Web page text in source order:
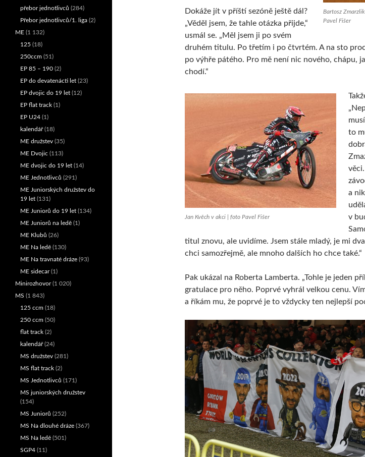
Bartosz
Pavel Fišer
Dokáže jít v příští sezóně ještě dál?
„Věděl jsem, že tahle otázka přijde,“
usmál se. „Měl jsem ji po svém
druhém titulu. Po třetím i po čtvrtém. A na sto
po výhře pátého. Pro mě není nic nového, chápu,
chodí.“
Jan Kvěch v akci | foto Pavel Fišer
to
a
v
titul znovu, ale uvidíme. Jsem stále mladý, je mi
chci samozřejmě, ale mnoho dalších ho chce také.“
Pak ukázal na Roberta Lamberta. „Tohle je jeden
gratulace pro něho. Poprvé vyhrál velkou cenu.
a říkám mu, že poprvé je to vždycky ten nejlepší
přebor jednotlivců (284)
Přebor jednotlivců/1. liga (2)
ME (1 132)
125 (18)
250ccm (51)
EP 85 – 190 (2)
EP do devatenácti let (23)
EP dvojic do 19 let (12)
EP flat track (1)
EP U24 (1)
kalendář(18)
ME družstev (35)
ME Dvojic (113)
ME dvojic do 19 let (14)
ME Jednotlivců (291)
ME Juniorských družstev do
19 let (131)
ME Juniorů do 19 let (134)
ME Juniorů na ledě (1)
ME Klubů (26)
ME Na ledě (130)
ME Na travnaté dráze (93)
ME sidecar(1)
Minirozhovor(1 020)
MS (1 843)
125 ccm (18)
250 ccm (50)
flat track (2)
kalendář(24)
MS družstev (281)
MS flat track (2)
MS Jednotlivců (171)
MS juniorských družstev
(154)
MS Juniorů (252)
MS Na dlouhé dráze (367)
MS Na ledě (501)
SGP4 (11)